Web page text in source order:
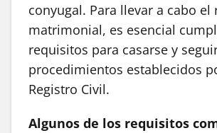
conyugal. Para llevar a cabo el
matrimonial, es esencial
requisitos para casarse y
procedimientos establecidos
Registro Civil.
Algunos de los requisitos